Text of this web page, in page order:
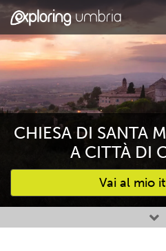
CHIESA DI SANTA
A CITTÀ DI
Vai al mio
Attività preferite